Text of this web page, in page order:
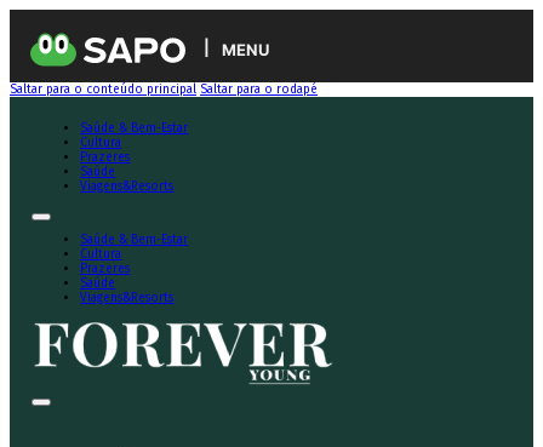
MENU
Saltar para o conteúdo principal Saltar para o rodapé
Saúde & Bem-Estar
Cultura
Prazeres
Saúde
Viagens&Resorts
Saúde & Bem-Estar
Cultura
Prazeres
Saúde
Viagens&Resorts